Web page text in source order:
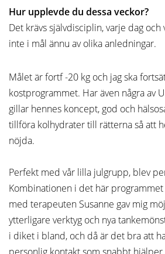
Hur upplevde du dessa veckor?
Det krävs självdisciplin, varje dag och
inte i mål ännu av olika anledningar.
Målet är fortf -20 kg och jag ska
kostprogrammet. Har även några av
gillar hennes koncept, god och
tillföra kolhydrater till rätterna så att
nöjda.
Perfekt med vår lilla julgrupp, blev
Kombinationen i det här programmet
med terapeuten Susanne gav mig
ytterligare verktyg och nya
i diket i bland, och då är det bra att